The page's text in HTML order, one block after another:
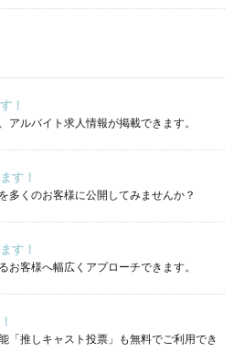
！
アルバイト求人情報が掲載できます。
す！
多くのお客様に公開してみませんか？
す！
お客様へ幅広くアプローチできます。
「推しキャスト投票」も無料でご利用でき